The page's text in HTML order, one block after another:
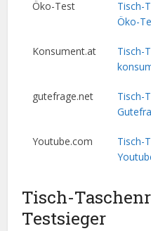
Öko-Test
Tisch-
Öko-
Konsument.at
Tisch-
gutefrage.net
Tisch-
Youtube.com
Tisch-
Tisch-
Testsieger